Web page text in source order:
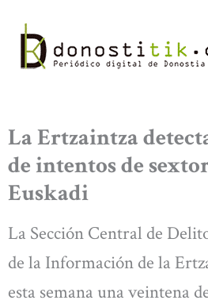
contenido
La Ertzaintza
de intentos de
Euskadi
La Sección Central de
de la Información de la
esta semana una veintena